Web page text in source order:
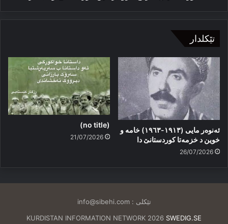
تێکلدار
ئەنوەر مایی (١٩١٣-١٩٦٣) خامە و
خوین د خزمەتا کوردستانێ دا
26/07/2026
(no title)
21/07/2026
تێکلی :info@sibehi.com
KURDISTAN INFORMATION NETWORK 2026 SWEDIG.SE